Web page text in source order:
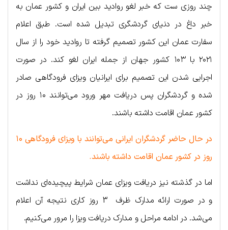
چند روزی ست که خبر لغو روادید بین ایران و کشور عمان به
خبر داغ در دنیای گردشگری تبدیل شده است. طبق اعلام
سفارت عمان این کشور تصمیم گرفته تا روادید خود را از سال
۲۰۲۱ با ۱۰۳ کشور جهان از جمله ایران لغو کند. در صورت
اجرایی شدن این تصمیم برای ایرانیان ویزای فرودگاهی صادر
شده و گردشگران پس دریافت مهر ورود می‌توانند ۱۰ روز در
کشور عمان اقامت داشته باشند.
در حال حاضر گردشگران ایرانی می‌توانند با ویزای فرودگاهی ۱۰
روز در کشور عمان اقامت داشته باشند.
اما در گذشته نیز دریافت ویزای عمان شرایط پیچیده‌ای نداشت
و در صورت ارائه مدارک ظرف 3 روز کاری نتیجه آن اعلام
می‌شد. در ادامه مراحل و مدارک دریافت ویزا را مرور می‌کنیم.